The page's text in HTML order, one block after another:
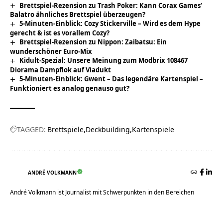
Brettspiel-Rezension zu Trash Poker: Kann Corax Games‘
Balatro ähnliches Brettspiel überzeugen?
5-Minuten-Einblick: Cozy Stickerville – Wird es dem Hype
gerecht & ist es vorallem Cozy?
Brettspiel-Rezension zu Nippon: Zaibatsu: Ein
wunderschöner Euro-Mix
Kidult-Spezial: Unsere Meinung zum Modbrix 108467
Diorama Dampflok auf Viadukt
5-Minuten-Einblick: Gwent – Das legendäre Kartenspiel –
Funktioniert es analog genauso gut?
TAGGED: Brettspiele Deckbuilding Kartenspiele
ANDRÉ VOLKMANN
André Volkmann ist Journalist mit Schwerpunkten in den Bereichen